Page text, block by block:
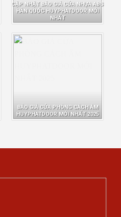
CẬP NHẬT BÁO GIÁ CỬA NHỰA ABS
HÀN QUỐC HUYPHATDOOR MỚI
NHẤT
BÁO GIÁ CỬA PHÒNG CÁCH ÂM
HUYPHATDOOR MỚI NHẤT 2025